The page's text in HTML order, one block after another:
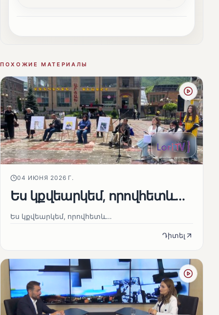
ПОХОЖИЕ МАТЕРИАЛЫ
04 ИЮНЯ 2026 Г.
Ես կքվեարկեմ, որովհետև…
Ես կքվեարկեմ, որովհետև…
Դիտել